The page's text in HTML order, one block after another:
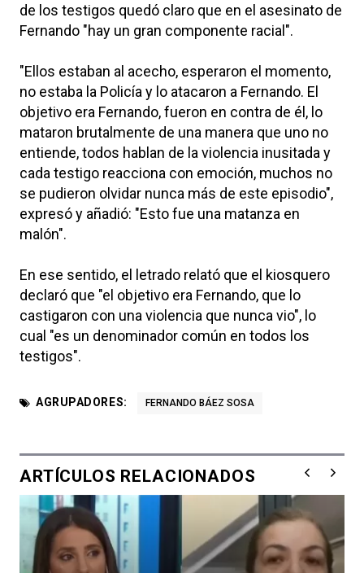
de los testigos quedó claro que en el asesinato de
Fernando "hay un gran componente racial".
"Ellos estaban al acecho, esperaron el momento,
no estaba la Policía y lo atacaron a Fernando. El
objetivo era Fernando, fueron en contra de él, lo
mataron brutalmente de una manera que uno no
entiende, todos hablan de la violencia inusitada y
cada testigo reacciona con emoción, muchos no
se pudieron olvidar nunca más de este episodio",
expresó y añadió: "Esto fue una matanza en
malón".
En ese sentido, el letrado relató que el kiosquero
declaró que "el objetivo era Fernando, que lo
castigaron con una violencia que nunca vio", lo
cual "es un denominador común en todos los
testigos".
AGRUPADORES: FERNANDO BÁEZ SOSA
ARTÍCULOS RELACIONADOS